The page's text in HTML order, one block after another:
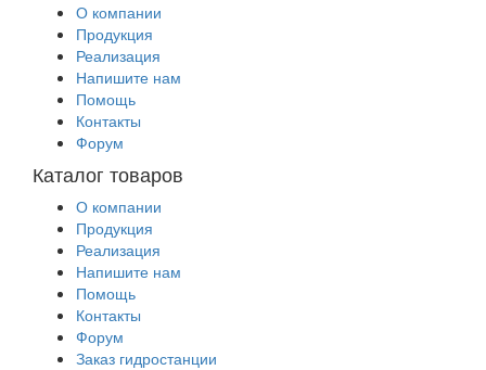
О компании
Продукция
Реализация
Напишите нам
Помощь
Контакты
Форум
Каталог товаров
О компании
Продукция
Реализация
Напишите нам
Помощь
Контакты
Форум
Заказ гидростанции